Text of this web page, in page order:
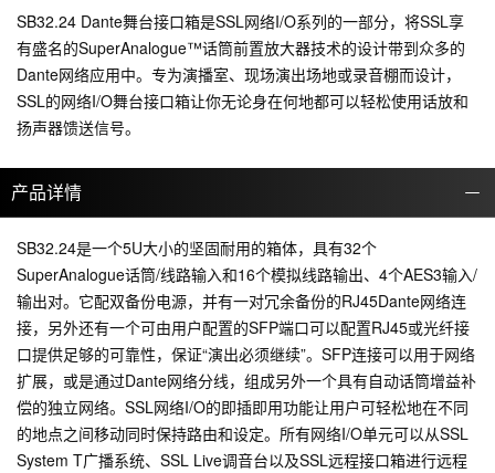
SB32.24 Dante舞台接口箱是SSL网络I/O系列的一部分，将SSL享
有盛名的SuperAnalogue™话筒前置放大器技术的设计带到众多的
Dante网络应用中。专为演播室、现场演出场地或录音棚而设计，
SSL的网络I/O舞台接口箱让你无论身在何地都可以轻松使用话放和
扬声器馈送信号。
产品详情
SB32.24是一个5U大小的坚固耐用的箱体，具有32个
SuperAnalogue话筒/线路输入和16个模拟线路输出、4个AES3输入/
输出对。它配双备份电源，并有一对冗余备份的RJ45Dante网络连
接，另外还有一个可由用户配置的SFP端口可以配置RJ45或光纤接
口提供足够的可靠性，保证“演出必须继续”。SFP连接可以用于网络
扩展，或是通过Dante网络分线，组成另外一个具有自动话筒增益补
偿的独立网络。SSL网络I/O的即插即用功能让用户可轻松地在不同
的地点之间移动同时保持路由和设定。所有网络I/O单元可以从SSL
System T广播系统、SSL Live调音台以及SSL远程接口箱进行远程